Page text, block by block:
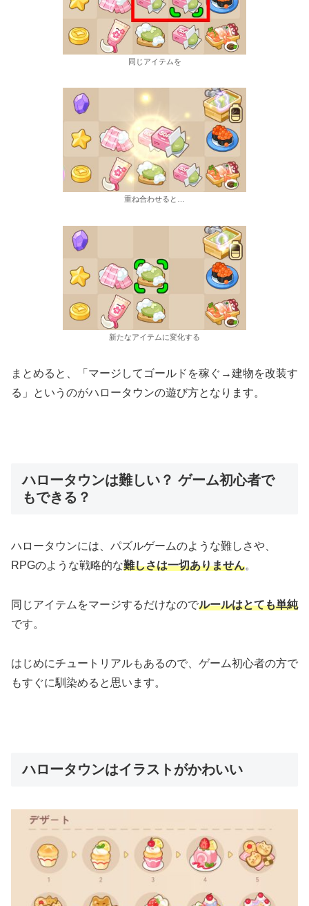
同じアイテムを
重ね合わせると…
新たなアイテムに変化する
まとめると、「マージしてゴールドを稼ぐ→建物を改装す
る」というのがハロータウンの遊び方となります。
ハロータウンは難しい？ ゲーム初心者で
もできる？
ハロータウンには、パズルゲームのような難しさや、
RPGのような戦略的な難しさは一切ありません。
同じアイテムをマージするだけなのでルールはとても単純
です。
はじめにチュートリアルもあるので、ゲーム初心者の方で
もすぐに馴染めると思います。
ハロータウンはイラストがかわいい